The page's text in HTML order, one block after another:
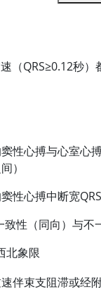
（QRS≥0.12秒）
性心搏与心室心
）
性心搏中断宽
致性（同向）与
北象限
伴束支阻滞或经